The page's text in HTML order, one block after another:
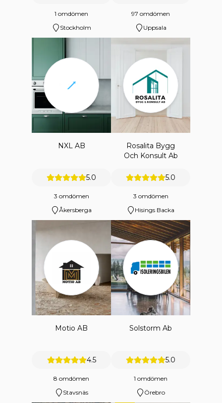
1 omdömen
Stockholm
97 omdömen
Uppsala
NXL AB
5.0
3 omdömen
Åkersberga
Rosalita Bygg
Och Konsult Ab
5.0
3 omdömen
Hisings Backa
Motio AB
4.5
8 omdömen
Stavsnäs
Solstorm Ab
5.0
1 omdömen
Örebro